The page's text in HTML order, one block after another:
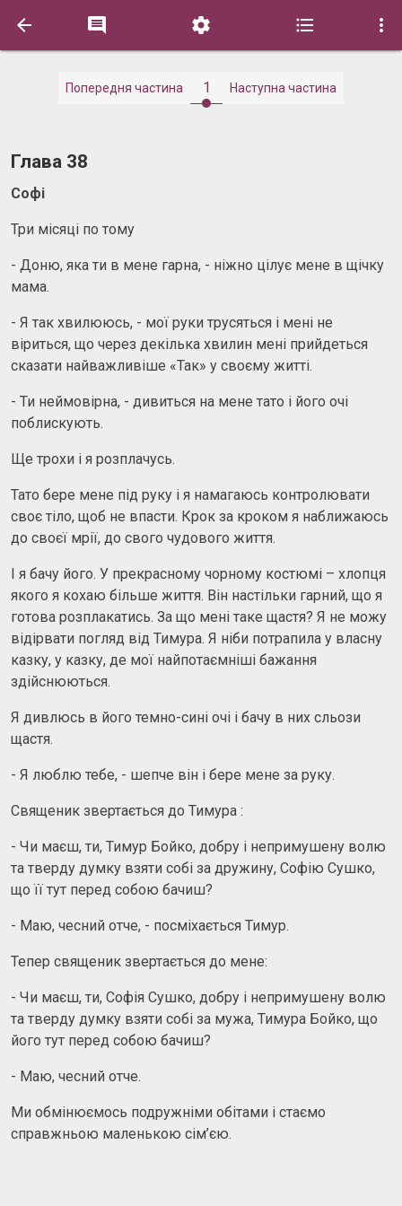
    
Попередня частина 1 Наступна частина
Глава 38
Софі
Три місяці по тому
- Доню, яка ти в мене гарна, - ніжно цілує мене в щічку
мама.
- Я так хвилююсь, - мої руки трусяться і мені не
віриться, що через декілька хвилин мені прийдеться
сказати найважливіше «Так» у своєму житті.
- Ти неймовірна, - дивиться на мене тато і його очі
поблискують.
Ще трохи і я розплачусь.
Тато бере мене під руку і я намагаюсь контролювати
своє тіло, щоб не впасти. Крок за кроком я наближаюсь
до своєї мрії, до свого чудового життя.
І я бачу його. У прекрасному чорному костюмі – хлопця
якого я кохаю більше життя. Він настільки гарний, що я
готова розплакатись. За що мені таке щастя? Я не можу
відірвати погляд від Тимура. Я ніби потрапила у власну
казку, у казку, де мої найпотаємніші бажання
здійснюються.
Я дивлюсь в його темно-сині очі і бачу в них сльози
щастя.
- Я люблю тебе, - шепче він і бере мене за руку.
Священик звертається до Тимура :
- Чи маєш, ти, Тимур Бойко, добру і непримушену волю
та тверду думку взяти собі за дружину, Софію Сушко,
що її тут перед собою бачиш?
- Маю, чесний отче, - посміхається Тимур.
Тепер священик звертається до мене:
- Чи маєш, ти, Софія Сушко, добру і непримушену волю
та тверду думку взяти собі за мужа, Тимура Бойко, що
його тут перед собою бачиш?
- Маю, чесний отче.
Ми обмінюємось подружніми обітами і стаємо
справжньою маленькою сім’єю.